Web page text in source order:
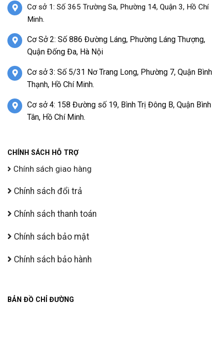
Cơ sở 1: Số 365 Trường Sa, Phường 14, Quận 3, Hồ Chí
Minh.
Cơ Sở 2: Số 886 Đường Láng, Phường Láng Thượng,
Quận Đống Đa, Hà Nội
Cơ sở 3: Số 5/31 Nơ Trang Long, Phường 7, Quận Bình
Thạnh, Hồ Chí Minh.
Cơ sở 4: 158 Đường số 19, Bình Trị Đông B, Quận Bình
Tân, Hồ Chí Minh.
CHÍNH SÁCH HỖ TRỢ
Chính sách giao hàng
Chính sách đổi trả
Chính sách thanh toán
Chính sách bảo mật
Chính sách bảo hành
BẢN ĐỒ CHỈ ĐƯỜNG